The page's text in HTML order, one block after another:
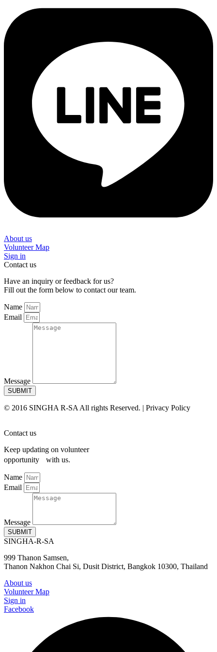
About us
Volunteer Map
Sign in
Contact us
Have an inquiry or feedback for us?
Fill out the form below to contact our team.
Name
Email
Message
SUBMIT
© 2016 SINGHA R-SA All rights Reserved. | Privacy Policy
Contact us
Keep updating on volunteer
opportunity with us.
Name
Email
Message
SUBMIT
SINGHA-R-SA
999 Thanon Samsen,
Thanon Nakhon Chai Si, Dusit District, Bangkok 10300, Thailand
About us
Volunteer Map
Sign in
Facebook